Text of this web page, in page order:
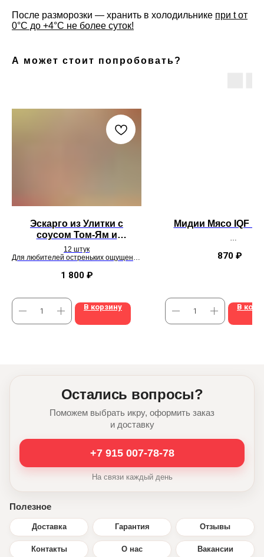
После разморозки — хранить в холодильнике при t от
0°С до +4°С не более суток!
А может стоит попробовать?
Эскарго из Улитки с
соусом Том-Ям и
вялеными томатами
12 штук
Для любителей остреньких ощущений
1 800 ₽
В корзину
Мидии Мясо IQF
макароны.
870 ₽
В
Остались вопросы?
Поможем выбрать икру, оформить заказ
и доставку
+7 915 007-78-78
На связи каждый день
Полезное
Доставка Гарантия Отзывы
Контакты О нас Вакансии